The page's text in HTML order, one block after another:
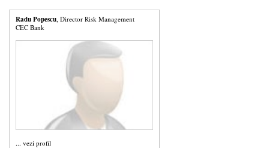
Radu Popescu , Director Risk Management
CEC Bank
... vezi profil